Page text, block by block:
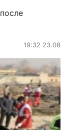
19:32 23.08